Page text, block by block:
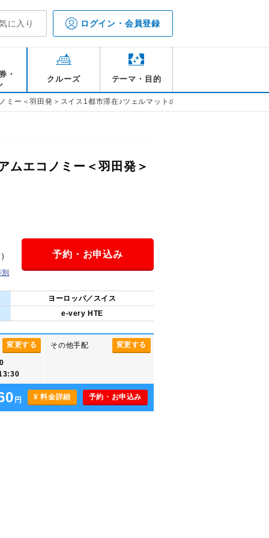
に入り ログイン・会員登録
・
クルーズ テーマ・目的
ー＜羽田発＞スイス1都市滞在♪ツェルマットの休日7日間
ムエコノミー＜羽田発＞
予約・お申込み
ヨーロッパ／スイス
e-very HTE
変更する 変更する
その他手配
円 ¥ 料金詳細 予約・お申込み